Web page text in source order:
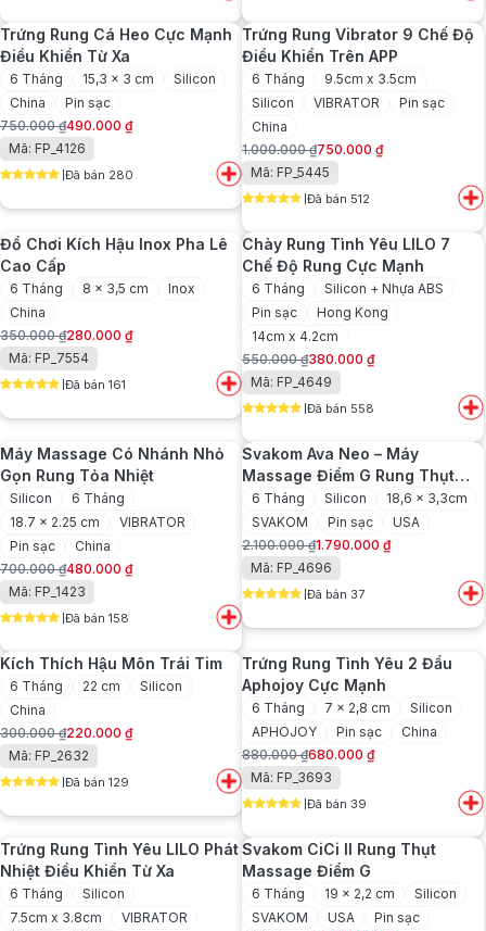
350.000 ₫.
là:
250.000 ₫.
680.000 ₫.
là:
480.000 ₫.
Trứng Rung Cá Heo Cực Mạnh
Điều Khiển Từ Xa
6 Tháng 15,3 x 3 cm
Silicon
China
Pin sạc
750.000₫
Giá
gốc
là:
750.000 ₫.
490.000 ₫
Giá
hiện
tại
là:
Mã: FP_4126
Đã bán 280
Trứng Rung Vibrator 9 Chế Độ
Điều Khiển Trên APP
6 Tháng
9.5cm x 3.5cm
Silicon
VIBRATOR
Pin sạc
China
1.000.000₫
Giá
gốc
là:
1.000.000 ₫.
750.000 ₫
Giá
hiện
tại
là:
750.000 ₫.
Mã: FP_5445
Đã bán 512
Đồ Chơi Kích Hậu Inox Pha Lê
Cao Cấp
6 Tháng 8 x 3,5 cm
Inox
China
350.000₫
Giá
gốc
là:
350.000 ₫.
280.000 ₫
Giá
hiện
tại
là:
Mã: FP_7554
Đã bán 161
Chày Rung Tình Yêu LILO 7
Chế Độ Rung Cực Mạnh
6 Tháng
Silicon + Nhựa ABS
Pin sạc
Hong Kong
14cm x 4.2cm
550.000₫
Giá
gốc
là:
550.000 ₫.
380.000 ₫
Giá
hiện
tại
là:
380.000 ₫.
Mã: FP_4649
Đã bán 558
Máy Massage Có Nhánh Nhỏ
Gọn Rung Tỏa Nhiệt
Silicon
6 Tháng
18.7 x 2.25 cm
VIBRATOR
Pin sạc
China
700.000₫
Giá
gốc
là:
700.000 ₫.
480.000 ₫
Giá
hiện
tại
là:
480.000 ₫.
Mã: FP_1423
Đã bán 158
Svakom Ava Neo – Máy
Massage Điểm G Rung Thụt
Tỏa Nhiệt Điều Khiển App
6 Tháng Silicon
18,6 x 3,3cm
SVAKOM
Pin sạc
USA
2.100.000₫
Giá
gốc
là:
2.100.000 ₫.
1.790.000 ₫
Giá
hiện
tại
là:
1.790.000 ₫.
Mã: FP_4696
Đã bán 37
Kích Thích Hậu Môn Trái Tim
6 Tháng 22 cm
Silicon
China
300.000₫
Giá
gốc
là:
300.000 ₫.
220.000 ₫
Giá
hiện
tại
là:
Mã: FP_2632
Đã bán 129
Trứng Rung Tình Yêu 2 Đầu
Aphojoy Cực Mạnh
6 Tháng 7 x 2,8 cm
Silicon
APHOJOY
Pin sạc
China
880.000₫
Giá
gốc
là:
880.000 ₫.
680.000 ₫
Giá
hiện
tại
là:
680.000 ₫.
Mã: FP_3693
Đã bán 39
Trứng Rung Tình Yêu LILO Phát
Nhiệt Điều Khiển Từ Xa
6 Tháng
Silicon
7.5cm x 3.8cm
VIBRATOR
Svakom CiCi II Rung Thụt
Massage Điểm G
6 Tháng 19 x 2,2 cm
Silicon
SVAKOM
USA
Pin sạc